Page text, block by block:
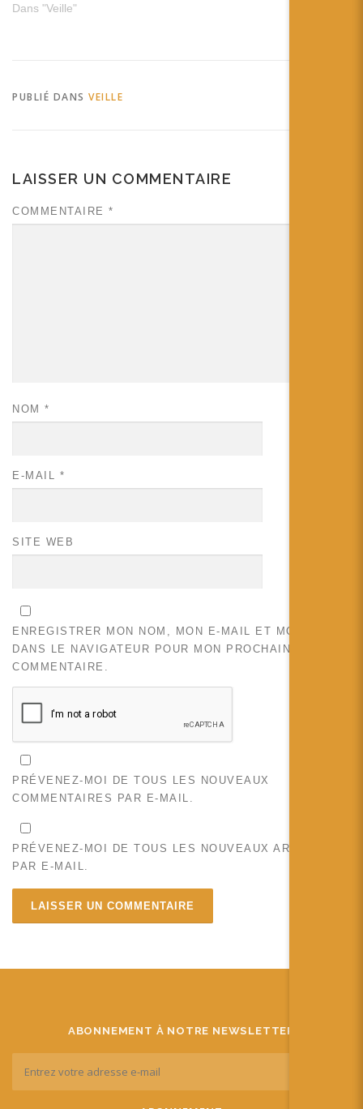
sujet. tags: Technologie
LivePlayPortable - Livegen
La PS Vista…
Dans "Veille"
PUBLIÉ DANS VEILLE
LAISSER UN COMMENTAIRE
COMMENTAIRE *
NOM *
E-MAIL *
SITE WEB
ENREGISTRER MON NOM, MON E-MAIL ET MON SITE
DANS LE NAVIGATEUR POUR MON PROCHAIN
COMMENTAIRE.
PRÉVENEZ-MOI DE TOUS LES NOUVEAUX
COMMENTAIRES PAR E-MAIL.
PRÉVENEZ-MOI DE TOUS LES NOUVEAUX ARTICLES
PAR E-MAIL.
ABONNEMENT À NOTRE NEWSLETTER